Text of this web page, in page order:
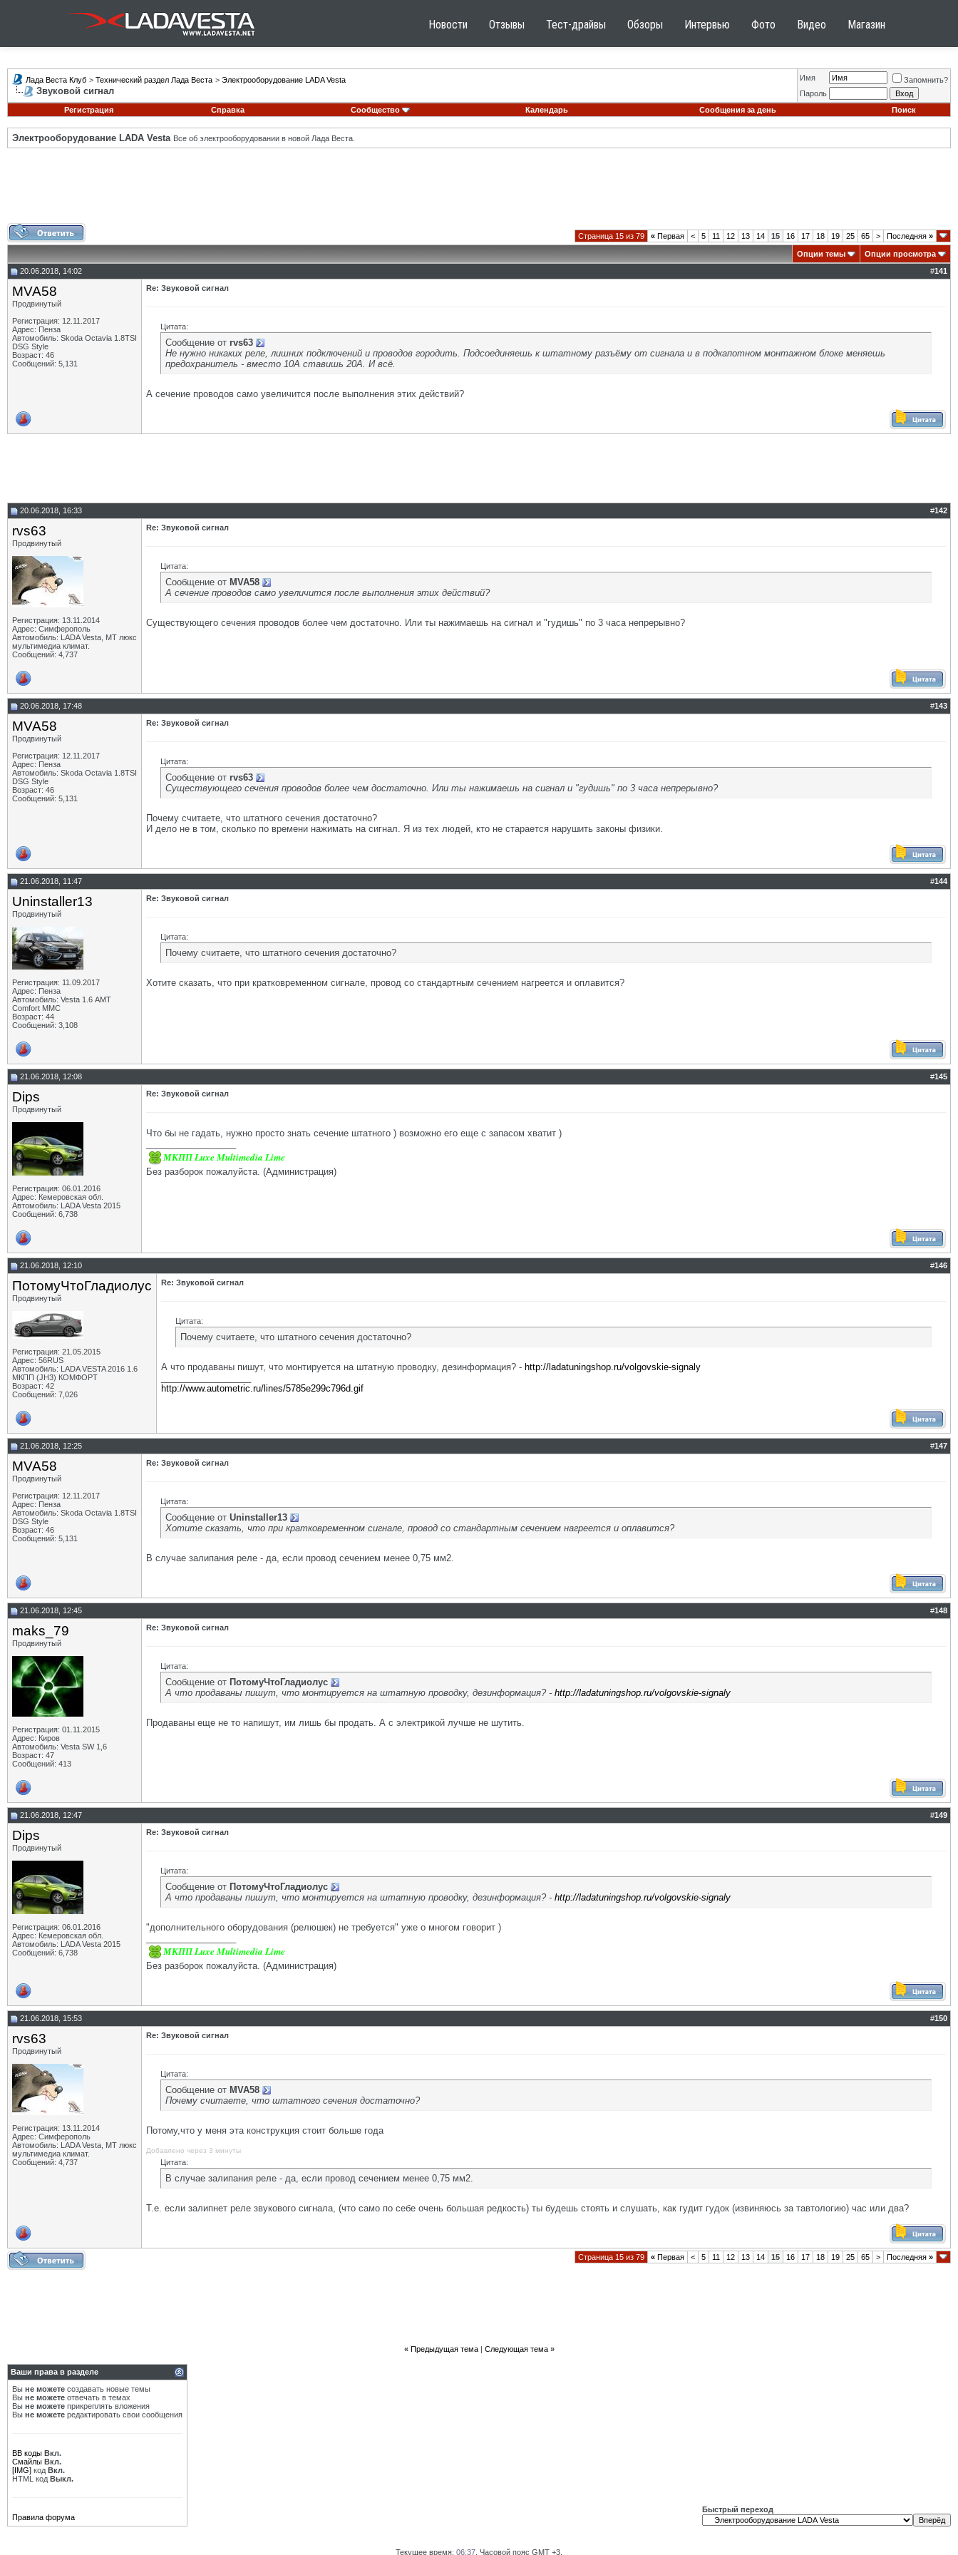
Новости Отзывы Тест-драйвы Обзоры Интервью Фото Видео Магазин
Лада Веста Клуб > Технический раздел Лада Веста > Электрооборудование LADA Vesta
Звуковой сигнал
Имя
Запомнить?
Пароль
Регистрация
Справка Сообщество Календарь Сообщения за день Поиск
Электрооборудование LADA Vesta Все об электрооборудовании в новой Лада Веста.
Страница 15 из 79 « Первая < 5 11 12 13 14 15 16 17 18 19 25 65 > Последняя »
Опции темы
Опции просмотра
20.06.2018, 14:02
#141
MVA58
Продвинутый
Регистрация: 12.11.2017
Адрес: Пенза
Автомобиль: Skoda Octavia 1.8TSI
DSG Style
Возраст: 46
Сообщений: 5,131
Re: Звуковой сигнал
Цитата:
Сообщение от rvs63
Не нужно никаких реле, лишних подключений и проводов городить. Подсоединяешь к штатному разъёму от сигнала и в подкапотном монтажном блоке меняешь
предохранитель - вместо 10А ставишь 20А. И всё.
А сечение проводов само увеличится после выполнения этих действий?
20.06.2018, 16:33 #142
rvs63
Продвинутый
Регистрация: 13.11.2014
Адрес: Симферополь
Автомобиль: LADA Vesta, МТ люкс
мультимедиа климат.
Сообщений: 4,737
Re: Звуковой сигнал
Цитата:
Сообщение от MVA58
А сечение проводов само увеличится после выполнения этих действий?
Существующего сечения проводов более чем достаточно. Или ты нажимаешь на сигнал и "гудишь" по 3 часа непрерывно?
20.06.2018, 17:48 #143
MVA58
Продвинутый
Регистрация: 12.11.2017
Адрес: Пенза
Автомобиль: Skoda Octavia 1.8TSI
DSG Style
Возраст: 46
Сообщений: 5,131
Re: Звуковой сигнал
Цитата:
Сообщение от rvs63
Существующего сечения проводов более чем достаточно. Или ты нажимаешь на сигнал и "гудишь" по 3 часа непрерывно?
Почему считаете, что штатного сечения достаточно?
И дело не в том, сколько по времени нажимать на сигнал. Я из тех людей, кто не старается нарушить законы физики.
21.06.2018, 11:47 #144
Uninstaller13
Продвинутый
Регистрация: 11.09.2017
Адрес: Пенза
Автомобиль: Vesta 1.6 АМТ
Comfort MMC
Возраст: 44
Сообщений: 3,108
Re: Звуковой сигнал
Цитата:
Почему считаете, что штатного сечения достаточно?
Хотите сказать, что при кратковременном сигнале, провод со стандартным сечением нагреется и оплавится?
21.06.2018, 12:08 #145
Dips
Продвинутый
Регистрация: 06.01.2016
Адрес: Кемеровская обл.
Автомобиль: LADA Vesta 2015
Сообщений: 6,738
Re: Звуковой сигнал
Что бы не гадать, нужно просто знать сечение штатного ) возможно его еще с запасом хватит )
МКПП Luxe Multimedia Lime
Без разборок пожалуйста. (Администрация)
21.06.2018, 12:10 #146
ПотомуЧтоГладиолус
Продвинутый
Регистрация: 21.05.2015
Адрес: 56RUS
Автомобиль: LADA VESTA 2016 1.6
МКПП (JH3) КОМФОРТ
Возраст: 42
Сообщений: 7,026
Re: Звуковой сигнал
Цитата:
Почему считаете, что штатного сечения достаточно?
А что продаваны пишут, что монтируется на штатную проводку, дезинформация? - http://ladatuningshop.ru/volgovskie-signaly
http://www.autometric.ru/lines/5785e299c796d.gif
21.06.2018, 12:25 #147
MVA58
Продвинутый
Регистрация: 12.11.2017
Адрес: Пенза
Автомобиль: Skoda Octavia 1.8TSI
DSG Style
Возраст: 46
Сообщений: 5,131
Re: Звуковой сигнал
Цитата:
Сообщение от Uninstaller13
Хотите сказать, что при кратковременном сигнале, провод со стандартным сечением нагреется и оплавится?
В случае залипания реле - да, если провод сечением менее 0,75 мм2.
21.06.2018, 12:45 #148
maks_79
Продвинутый
Регистрация: 01.11.2015
Адрес: Киров
Автомобиль: Vesta SW 1,6
Возраст: 47
Сообщений: 413
Re: Звуковой сигнал
Цитата:
Сообщение от ПотомуЧтоГладиолус
А что продаваны пишут, что монтируется на штатную проводку, дезинформация? - http://ladatuningshop.ru/volgovskie-signaly
Продаваны еще не то напишут, им лишь бы продать. А с электрикой лучше не шутить.
21.06.2018, 12:47 #149
Dips
Продвинутый
Регистрация: 06.01.2016
Адрес: Кемеровская обл.
Автомобиль: LADA Vesta 2015
Сообщений: 6,738
Re: Звуковой сигнал
Цитата:
Сообщение от ПотомуЧтоГладиолус
А что продаваны пишут, что монтируется на штатную проводку, дезинформация? - http://ladatuningshop.ru/volgovskie-signaly
"дополнительного оборудования (релюшек) не требуется" уже о многом говорит )
МКПП Luxe Multimedia Lime
Без разборок пожалуйста. (Администрация)
21.06.2018, 15:53 #150
rvs63
Продвинутый
Регистрация: 13.11.2014
Адрес: Симферополь
Автомобиль: LADA Vesta, МТ люкс
мультимедиа климат.
Сообщений: 4,737
Re: Звуковой сигнал
Цитата:
Сообщение от MVA58
Почему считаете, что штатного сечения достаточно?
Потому,что у меня эта конструкция стоит больше года
Добавлено через 3 минуты
Цитата:
В случае залипания реле - да, если провод сечением менее 0,75 мм2.
Т.е. если залипнет реле звукового сигнала, (что само по себе очень большая редкость) ты будешь стоять и слушать, как гудит гудок (извиняюсь за тавтологию) час или два?
Страница 15 из 79 « Первая < 5 11 12 13 14 15 16 17 18 19 25 65 > Последняя »
« Предыдущая тема| Следующая тема »
Ваши права в разделе
Вы не можете создавать новые темы
Вы не можете отвечать в темах
Вы не можете прикреплять вложения
Вы не можете редактировать свои сообщения
BB коды Вкл.
Смайлы Вкл.
[IMG] код Вкл.
HTML код Выкл.
Правила форума
Быстрый переход
Текущее время: 06:37 . Часовой пояс GMT +3.